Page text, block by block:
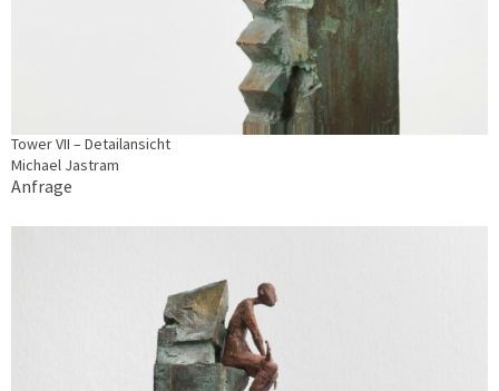
Tower VII – Detailansicht
Michael Jastram
Anfrage